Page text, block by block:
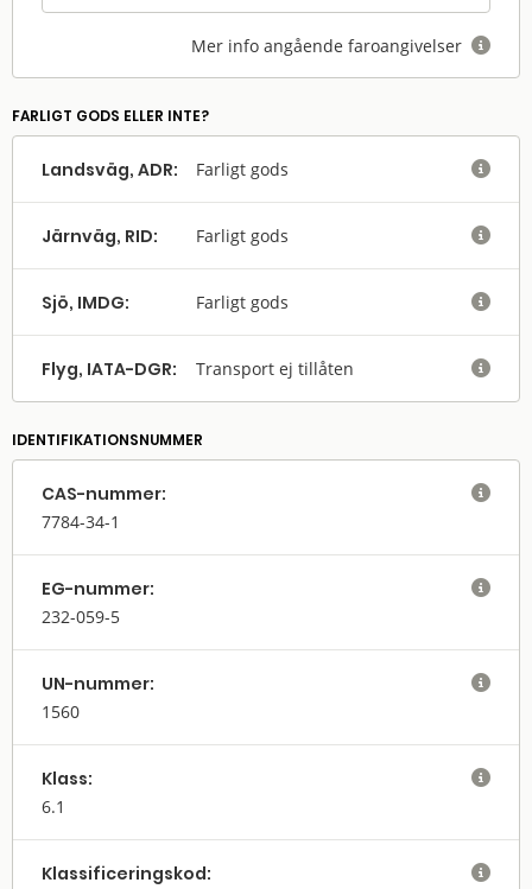
Mer info angående faroangivelser 
FARLIGT GODS ELLER INTE?
Landsväg, ADR: Farligt gods 
Järnväg, RID: Farligt gods 
Sjö, IMDG: Farligt gods 
Flyg, IATA-DGR: Transport ej tillåten 
IDENTIFIKATIONSNUMMER
CAS-nummer:
7784-34-1

EG-nummer:
232-059-5

UN-nummer:
1560

Klass:
6.1

Klassifi­cerings­kod: 